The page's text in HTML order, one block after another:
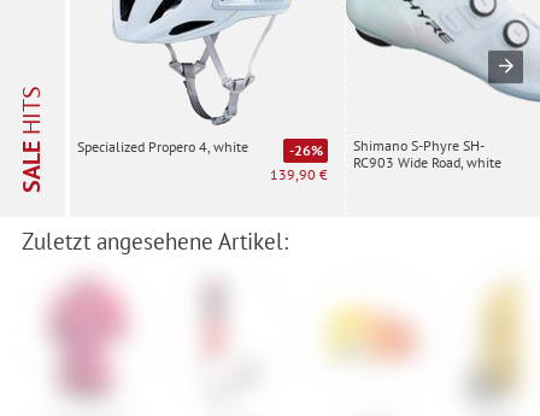
SALE
HITS
Specialized Propero 4, white
-26%
139,90 €
Shimano S-Phyre SH-
RC903 Wide Road, white
Zuletzt angesehene Artikel: